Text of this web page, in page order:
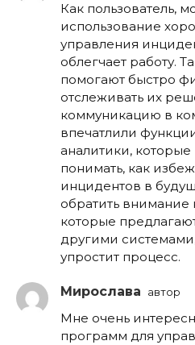
Как пользователь,
использование
управления
облегчает работу.
помогают быстро
отслеживать их
коммуникацию в
впечатлили
аналитики,
понимать, как
инцидентов в
обратить
которые
другими
упростит процесс.
Мирослава автор
Мне очень
программ для